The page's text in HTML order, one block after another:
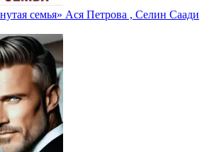
семья» Ася Петрова , Селин Саади